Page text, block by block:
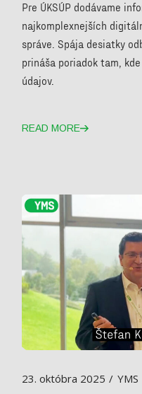
Pre ÚKSÚP dodávame
najkomplexnejších
správe. Spája desiatky
prináša poriadok tam,
údajov.
READ MORE
23. októbra 2025 YMS